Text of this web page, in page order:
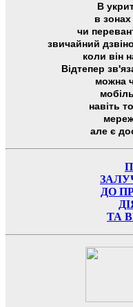
В
в
чи
звичайний
коли він
Відтепер
можна
навіть
але є
ДО
ТА